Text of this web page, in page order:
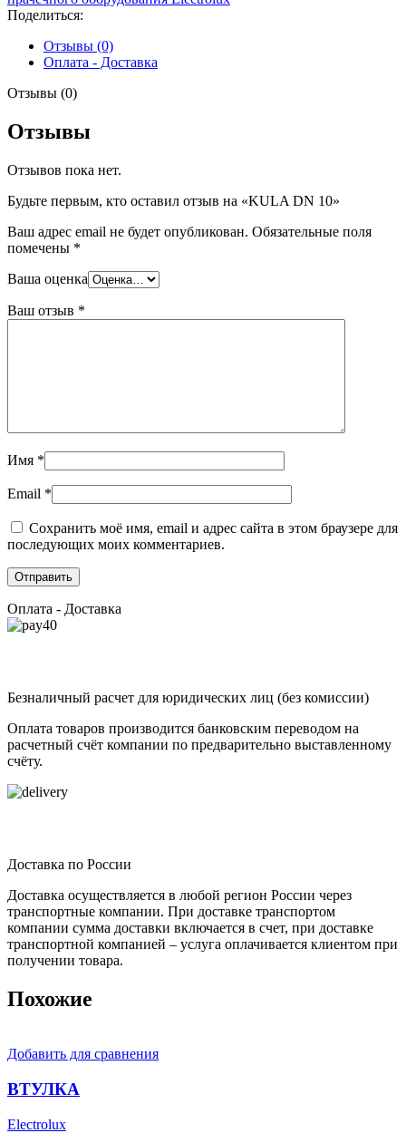
Поделиться:
Отзывы (0)
Оплата - Доставка
Отзывы (0)
Отзывы
Отзывов пока нет.
Будьте первым, кто оставил отзыв на «KULA DN 10»
Ваш адрес email не будет опубликован. Обязательные поля
помечены *
Ваша оценка
Ваш отзыв *
Имя *
Email *
Сохранить моё имя, email и адрес сайта в этом браузере для
последующих моих комментариев.
Оплата - Доставка
Безналичный расчет для юридических лиц (без комиссии)
Оплата товаров производится банковским переводом на
расчетный счёт компании по предварительно выставленному
счёту.
Доставка по России
Доставка осуществляется в любой регион России через
транспортные компании. При доставке транспортом
компании сумма доставки включается в счет, при доставке
транспортной компанией – услуга оплачивается клиентом при
получении товара.
Похожие
Добавить для сравнения
ВТУЛКА
Electrolux